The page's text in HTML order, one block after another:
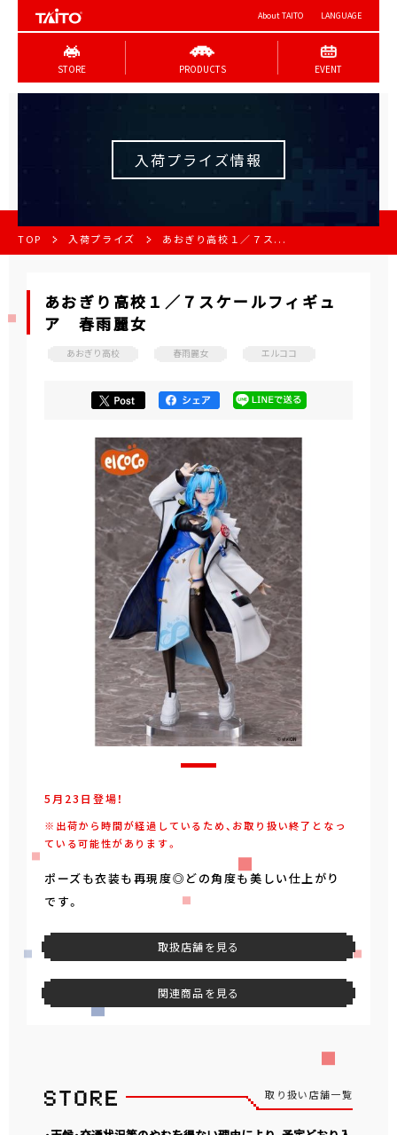
About TAITO LANGUAGE
STORE PRODUCTS EVENT
入荷プライズ情報
TOP 入荷プライズ あおぎり高校１／７ス...
あおぎり高校１／７スケールフィギュ
ア 春雨麗女
あおぎり高校 春雨麗女 エルココ
5月23日登場！
※出荷から時間が経過しているため、お取り扱い終了となっ
ている可能性があります。
ポーズも衣装も再現度◎どの角度も美しい仕上がり
です。
取扱店舗を見る
関連商品を見る
取り扱い店舗一覧